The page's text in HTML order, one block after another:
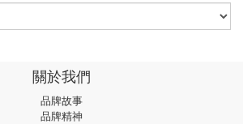
關於我們
品牌故事
品牌精神